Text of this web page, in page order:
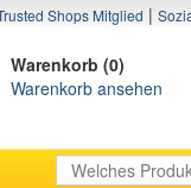
Shops Mitglied |
Warenkorb (0)
Warenkorb ansehen